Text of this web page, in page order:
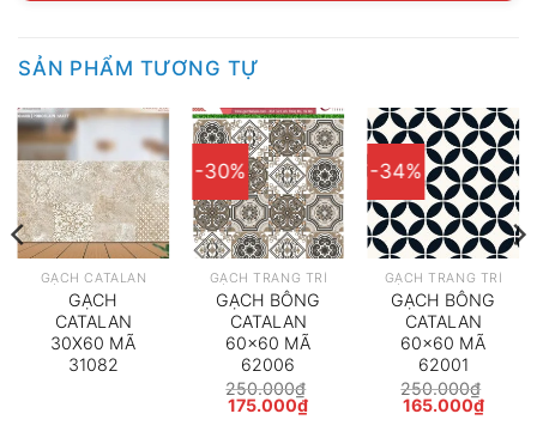
SẢN PHẨM TƯƠNG TỰ
GẠCH CATALAN
GẠCH
CATALAN
30X60 MÃ
31082
-30%
GẠCH TRANG TRÍ
GẠCH BÔNG
CATALAN
60×60 MÃ
62006
250.000₫
Giá
175.000₫Giá
-34%
GẠCH TRANG TRÍ
GẠCH BÔNG
CATALAN
60×60 MÃ
62001
250.000₫
Giá
165.000₫Giá
hiện